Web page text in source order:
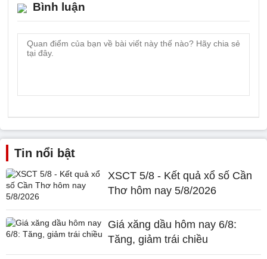
Bình luận
Tin nổi bật
XSCT 5/8 - Kết quả xổ số Cần
Thơ hôm nay 5/8/2026
Giá xăng dầu hôm nay 6/8:
Tăng, giảm trái chiều